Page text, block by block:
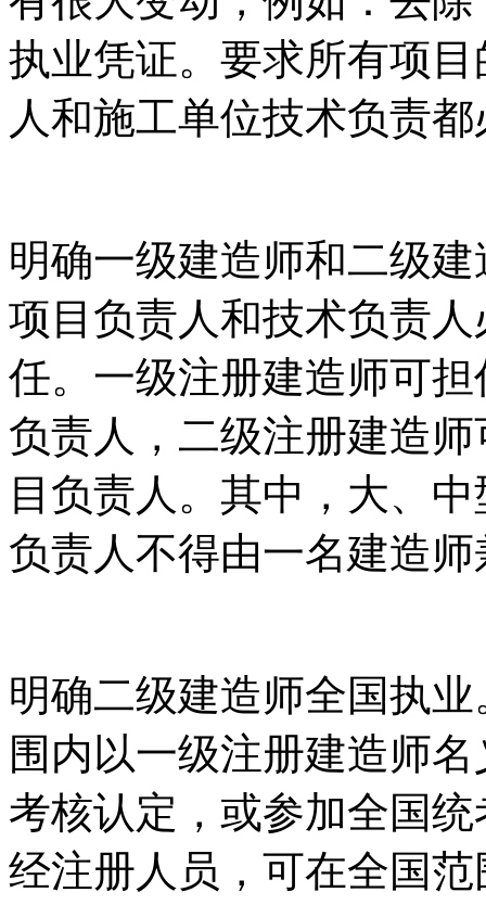
执业凭证。要求所有项
人和施工单位技术负责
明确一级建造师和二级
项目负责人和技术负责
任。一级注册建造师可
负责人，二级注册建造
目负责人。其中，大、
负责人不得由一名建造师
明确二级建造师全国执
围内以一级注册建造师
考核认定，或参加全国
经注册人员，可在全国